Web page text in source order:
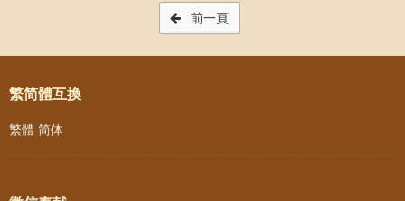
Post navigation
前一頁
繁简體互換
繁體 简体